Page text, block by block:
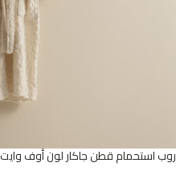
روب استحمام قطن جاكار لون أوف وايت